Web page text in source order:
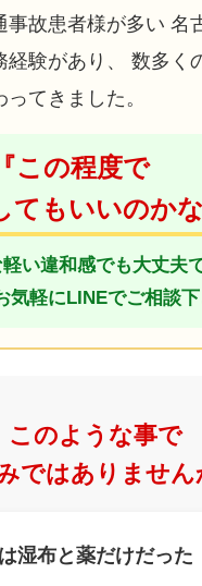
事故患者様が多い 名
経験があり、 数多く
てきました。
『この程度で
てもいいのかな
い違和感でも大丈夫で
気軽にLINEでご相談下
このような事で
ではありません
湿布と薬だけだった